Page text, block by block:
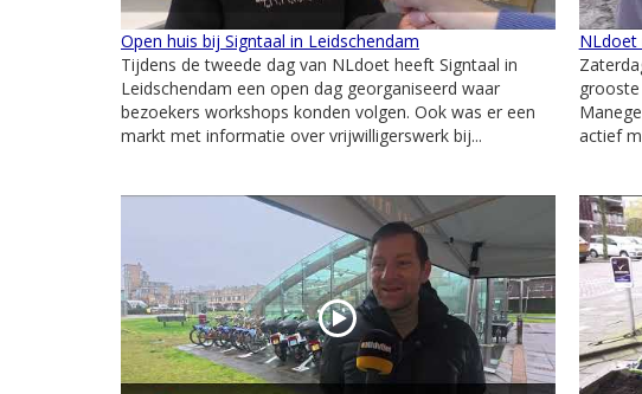
Open huis bij Signtaal in Leidschendam
Tijdens de tweede dag van NLdoet heeft Signtaal in
Leidschendam een open dag georganiseerd waar
bezoekers workshops konden volgen. Ook was er een
markt met informatie over vrijwilligerswerk bij...
NLdoet
actief